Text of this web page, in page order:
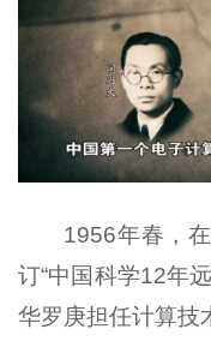
1956年春，
订“中国科学12年
华罗庚担任计算技